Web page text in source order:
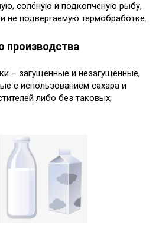
солёную и подкопченую рыбу,
не подвергаемую термобработке.
производства
– загущенные и незагущённые,
с использованием сахара и
либо без таковых;